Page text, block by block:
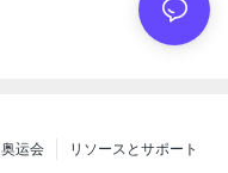
リソースとサポート
奥运会